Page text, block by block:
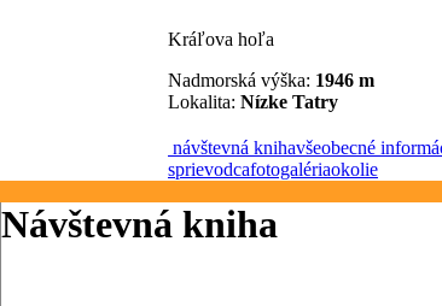
Kráľova hoľa
Nadmorská výška: 1946 m
Lokalita: Nízke Tatry
návštevná knihavšeobecné
sprievodcafotogalériaokolie
Návštevná kniha